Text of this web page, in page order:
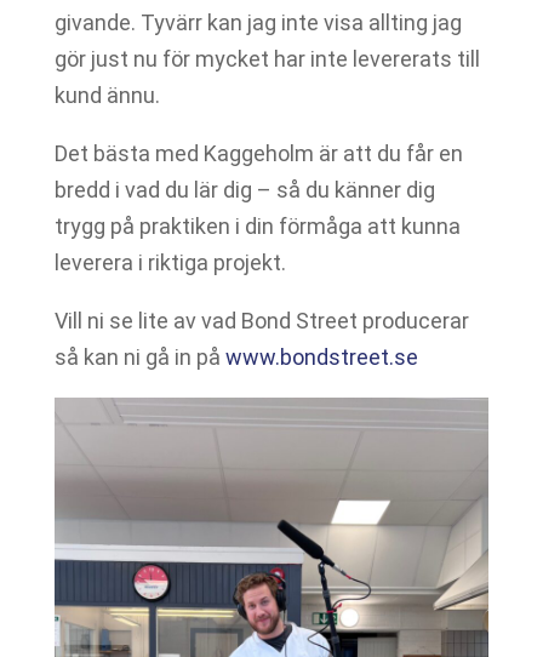
givande. Tyvärr kan jag inte visa allting jag
gör just nu för mycket har inte levererats till
kund ännu.
Det bästa med Kaggeholm är att du får en
bredd i vad du lär dig – så du känner dig
trygg på praktiken i din förmåga att kunna
leverera i riktiga projekt.
Vill ni se lite av vad Bond Street producerar
så kan ni gå in på www.bondstreet.se